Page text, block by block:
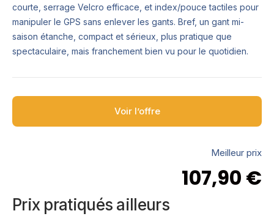
courte, serrage Velcro efficace, et index/pouce tactiles pour
manipuler le GPS sans enlever les gants. Bref, un gant mi-
saison étanche, compact et sérieux, plus pratique que
spectaculaire, mais franchement bien vu pour le quotidien.
Voir l’offre
Meilleur prix
107,90 €
Prix pratiqués ailleurs